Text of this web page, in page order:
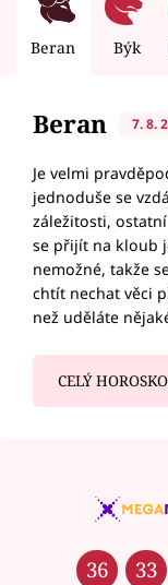
Beran Býk
Beran 7. 8.
Je velmi
jednoduše se
záležitosti,
se přijít na kloub
nemožné, takže
chtít nechat věci
než uděláte
CELÝ
36 33